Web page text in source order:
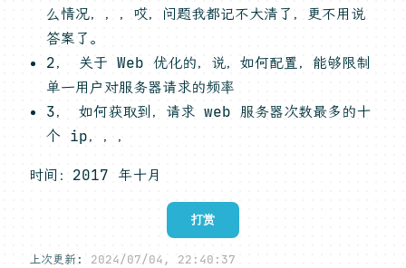
么情况，，，哎，问题我都记不大清了，更不用说
答案了。
2， 关于 Web 优化的，说，如何配置，能够限制
单一用户对服务器请求的频率
3， 如何获取到，请求 web 服务器次数最多的十
个 ip，，，
时间：2017 年十月
打赏
上次更新: 2024/07/04, 22:40:37